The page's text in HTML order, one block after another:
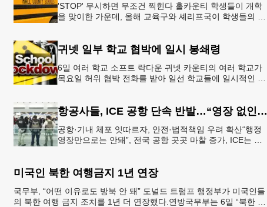
'STOP' 무시하면 무조건 찍힌다 홀카운티 학생들이 개학
을 맞이한 가운데, 올해 교육구와 셰리프국이 학생들의 안
귀넷 일부 학교 협박에 일시 봉쇄령
6일 여러 학교 소프트 락다운 귀넷 카운티의 여러 학교가
목요일 허위 협박 전화를 받아 일선 학교들에 일시적인 봉
항공사들, ICE 공항 단속 반발…“영장 없인 협조 불가”
공항·기내 체포 잇따르자, 안전·법적책임 우려 확산“행정
영장만으로는 안돼”, 전국 공항 곳곳 마찰 증가, ICE는 공
미국인 북한 여행금지 1년 연장
국무부, “어떤 이유로도 방북 안 돼” 도널드 트럼프 행정부가 미국인들
의 북한 여행 금지 조치를 1년 더 연장했다.연방국무부는 6일 “북한 내